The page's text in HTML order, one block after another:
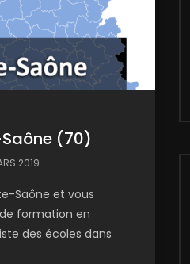
(70)
2019
Saône et vous
formation en
des écoles dans